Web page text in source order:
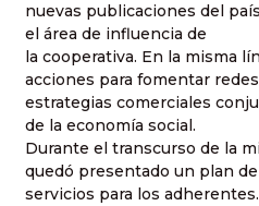
nuevas publicaciones del
el área de influencia de
la cooperativa. En la misma
acciones para fomentar
estrategias comerciales
de la economía social.
Durante el transcurso de la
quedó presentado un plan de
servicios para los